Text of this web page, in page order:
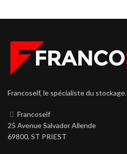
Francoself, le spécialiste du stockage.
Francoself
25 Avenue Salvador Allende
69800, ST PRIEST